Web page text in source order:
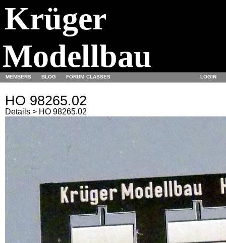
Krüger
Modellbau
MEMBERS BLOG FORUM CLASSES LOGIN
HO 98265.02
Details > HO 98265.02